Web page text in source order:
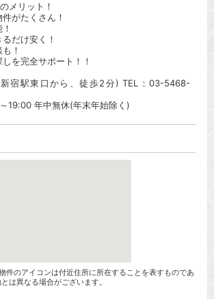
メリット！
がたくさん！
だけ安く！
！
を完全サポート！！
宿駅東口から、徒歩2分) TEL：03-5468-
19:00 年中無休(年末年始除く)
件のアイコンは付近住所に所在することを表すものであ
は異なる場合がございます。